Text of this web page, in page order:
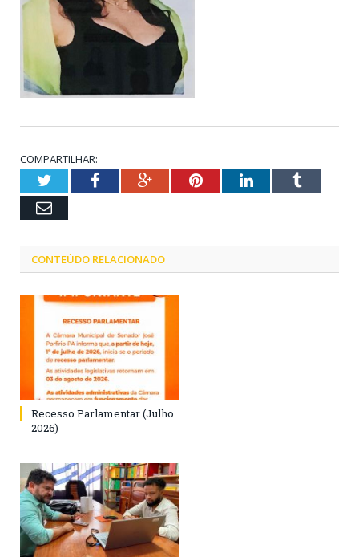
COMPARTILHAR:
TwitterFacebookGoogle+PinterestLinkedInTumblr
Email
CONTEÚDO RELACIONADO
Recesso Parlamentar (Julho
2026)